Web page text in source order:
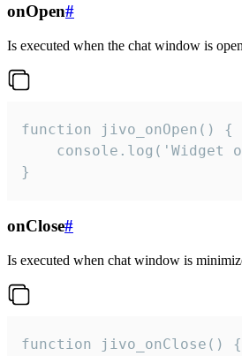
onOpen#
Is executed when the chat window is
function jivo_onOpen() {
console.log('Widget
}
onClose#
Is executed when chat window is
function jivo_onClose() {